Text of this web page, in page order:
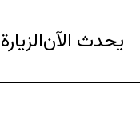
يحدث الآنالزيارة